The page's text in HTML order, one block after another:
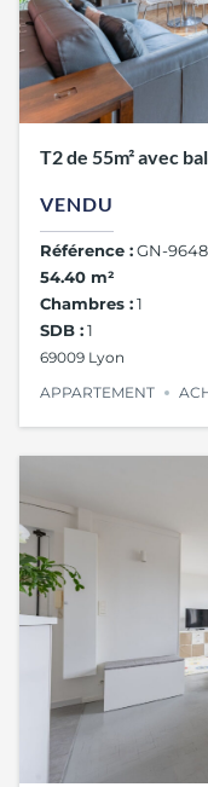
T2 de 55m² avec
VENDU
Référence :GN-
54.40 m²
Chambres :1
SDB :1
69009 Lyon
APPARTEMENT